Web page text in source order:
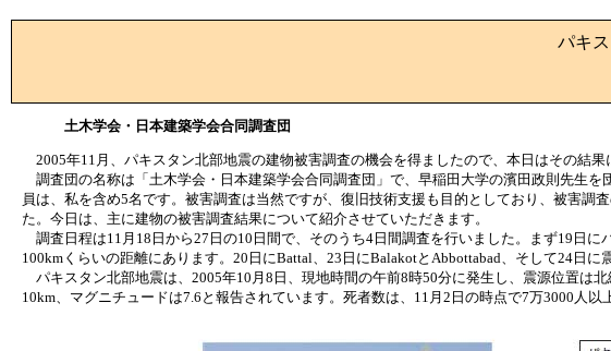
パキ
土木学会・日本建築学会合同調査団
2005年11月、パキスタン北部地震の建物被害調査の機会を得ましたので、本日はその結果
調査団の名称は「土木学会・日本建築学会合同調査団」で、早稲田大学の濱田政則先生
員は、私を含め5名です。被害調査は当然ですが、復旧技術支援も目的としており、被害調
た。今日は、主に建物の被害調査結果について紹介させていただきます。
調査日程は11月18日から27日の10日間で、そのうち4日間調査を行いました。まず19日に
100kmくらいの距離にあります。20日にBattal、23日にBalakotとAbbottabad、そして24日に
パキスタン北部地震は、2005年10月8日、現地時間の午前8時50分に発生し、震源位置は北
10km、マグニチュードは7.6と報告されています。死者数は、11月2日の時点で7万3000人以